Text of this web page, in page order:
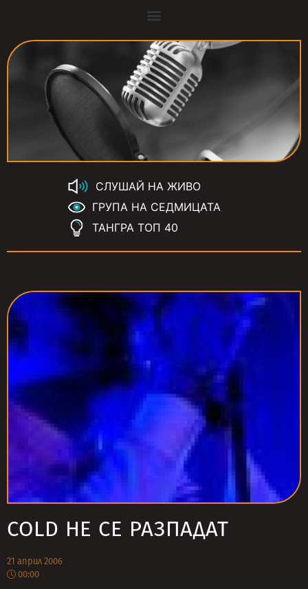
СЛУШАЙ НА ЖИВО
ГРУПА НА СЕДМИЦАТА
ТАНГРА ТОП 40
COLD НЕ СЕ РАЗПАДАТ
21 април 2006
00:00